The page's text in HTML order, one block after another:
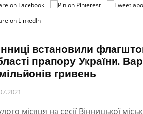
встановили
прапору України.
гривень
місяця на сесії Вінницької